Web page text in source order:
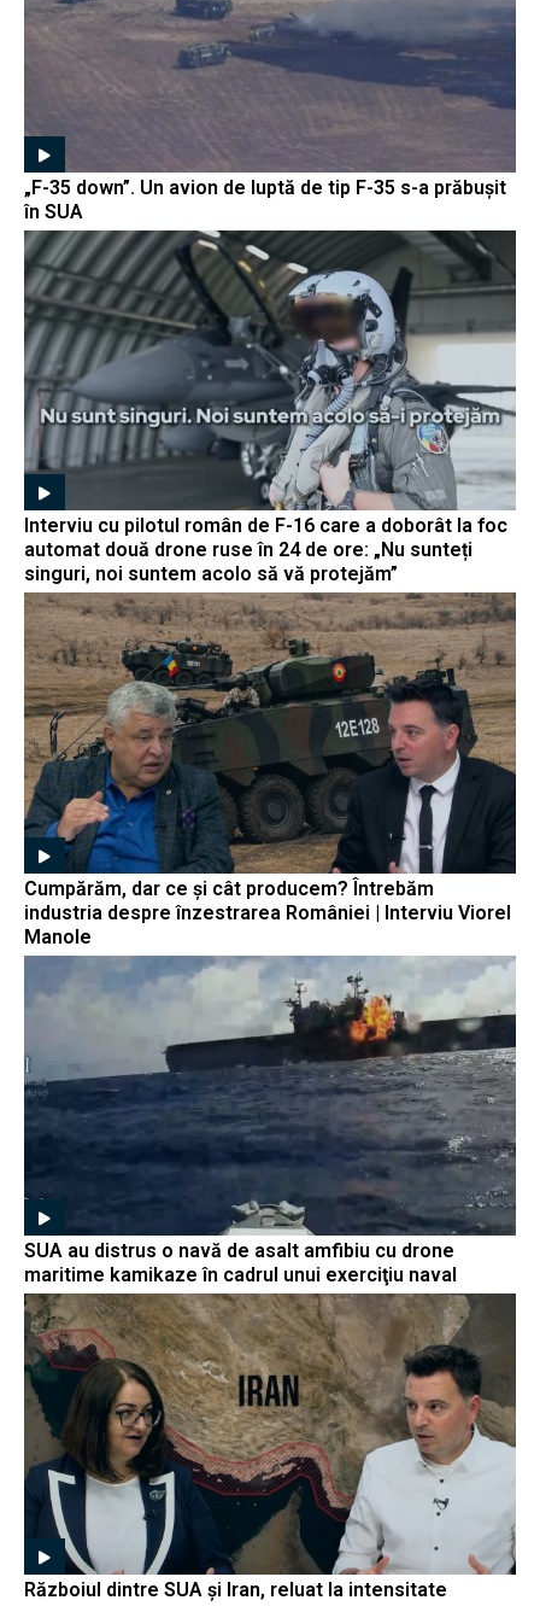
„F-35 down”. Un avion de luptă de tip F-35 s-a prăbușit
în SUA
Interviu cu pilotul român de F-16 care a doborât la foc
automat două drone ruse în 24 de ore: „Nu sunteți
singuri, noi suntem acolo să vă protejăm”
Cumpărăm, dar ce și cât producem? Întrebăm
industria despre înzestrarea României | Interviu Viorel
Manole
SUA au distrus o navă de asalt amfibiu cu drone
maritime kamikaze în cadrul unui exerciţiu naval
Războiul dintre SUA și Iran, reluat la intensitate